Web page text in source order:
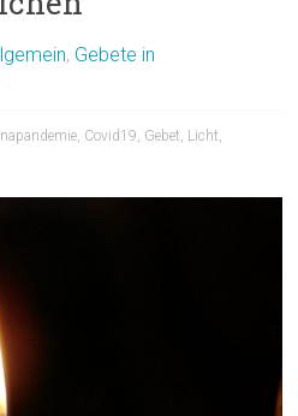
, Gebete in
, Covid19, Gebet, Licht,